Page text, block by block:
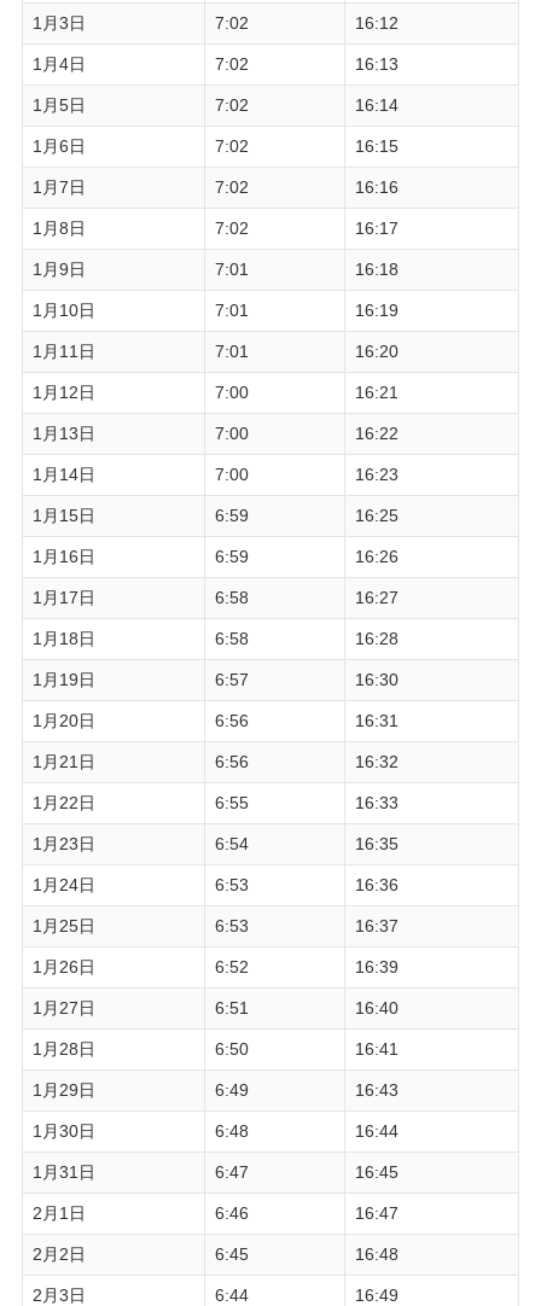
1月3日 7:02 16:12
1月4日 7:02 16:13
1月5日 7:02 16:14
1月6日 7:02 16:15
1月7日 7:02 16:16
1月8日 7:02 16:17
1月9日 7:01 16:18
1月10日 7:01 16:19
1月11日 7:01 16:20
1月12日 7:00 16:21
1月13日 7:00 16:22
1月14日 7:00 16:23
1月15日 6:59 16:25
1月16日 6:59 16:26
1月17日 6:58 16:27
1月18日 6:58 16:28
1月19日 6:57 16:30
1月20日 6:56 16:31
1月21日 6:56 16:32
1月22日 6:55 16:33
1月23日 6:54 16:35
1月24日 6:53 16:36
1月25日 6:53 16:37
1月26日 6:52 16:39
1月27日 6:51 16:40
1月28日 6:50 16:41
1月29日 6:49 16:43
1月30日 6:48 16:44
1月31日 6:47 16:45
2月1日 6:46 16:47
2月2日 6:45 16:48
2月3日 6:44 16:49